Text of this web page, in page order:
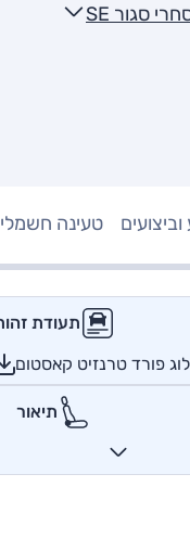
וביצועים טעינה
תעודת
פורד טרנזיט קאסטום
תיאור